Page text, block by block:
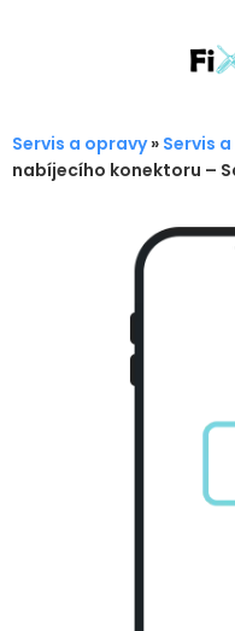
Servis a opravy» Servis
nabíjecího konektoru –